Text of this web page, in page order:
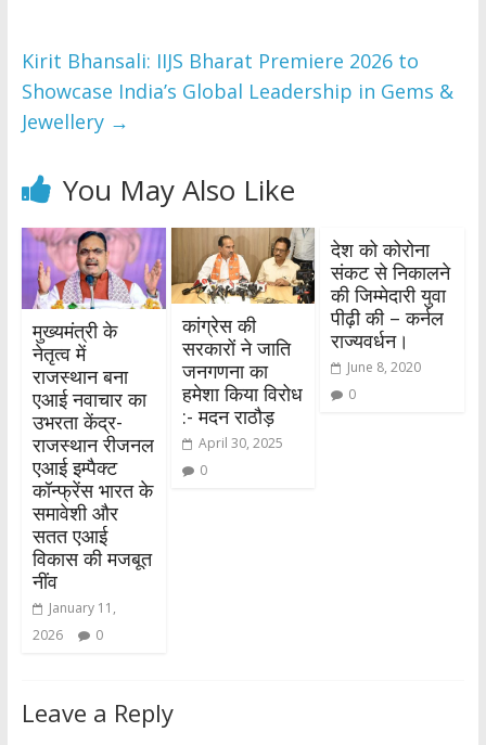
Kirit Bhansali: IIJS Bharat Premiere 2026 to
Showcase India’s Global Leadership in Gems &
Jewellery →
You May Also Like
मुख्यमंत्री के
नेतृत्व में
राजस्थान बना
एआई नवाचार का
उभरता केंद्र-
राजस्थान रीजनल
एआई इम्पैक्ट
कॉन्फ्रेंस भारत के
समावेशी और
सतत एआई
विकास की मजबूत
नींव
January 11,
2026
0
कांग्रेस की
सरकारों ने जाति
जनगणना का
हमेशा किया विरोध
:- मदन राठौड़
April 30, 2025
0
देश को कोरोना
संकट से निकालने
की जिम्मेदारी युवा
पीढ़ी की – कर्नल
राज्यवर्धन।
June 8, 2020
0
Leave a Reply